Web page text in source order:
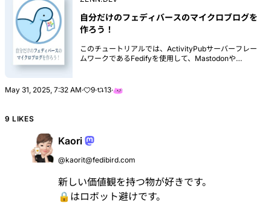
自分だけのフェディバースのマイクロブログを
作ろう！
このチュートリアルでは、ActivityPubサーバーフレー
ムワークであるFedifyを使用して、Mastodonや
May 31, 2025, 7:32 AM· 9· 13·
9 LIKES
Kaori
@kaorit@fedibird.com
新しい価値観を持つ物が好きです。
🔒はロボット避けです。